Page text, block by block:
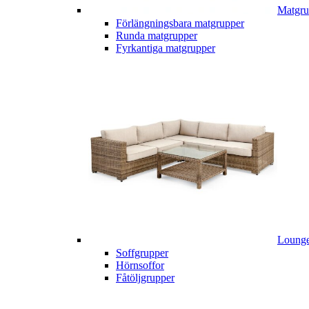
Förlängningsbara matgrupper
Runda matgrupper
Fyrkantiga matgrupper
Soffgrupper
Hörnsoffor
Fåtöljgrupper